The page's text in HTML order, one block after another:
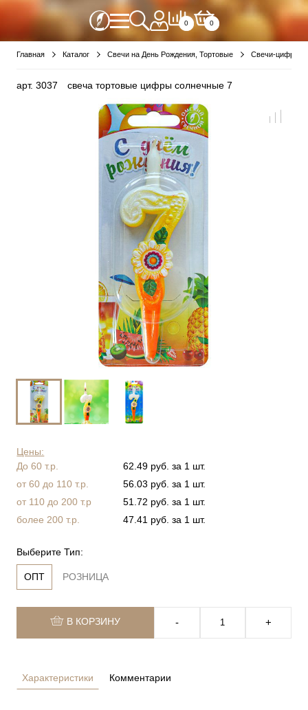
0 0
Главная Каталог Свечи на День Рождения, Тортовые Свечи-цифры
арт.3037 свеча тортовые цифры солнечные 7
Цены:
До 60 т.р.
62.49 руб. за 1 шт.
от 60 до 110 т.р.
56.03 руб. за 1 шт.
от 110 до 200 т.р
51.72 руб. за 1 шт.
более 200 т.р.
47.41 руб. за 1 шт.
Выберите Тип:
ОПТ РОЗНИЦА
В КОРЗИНУ ‐ +
Характеристики Комментарии